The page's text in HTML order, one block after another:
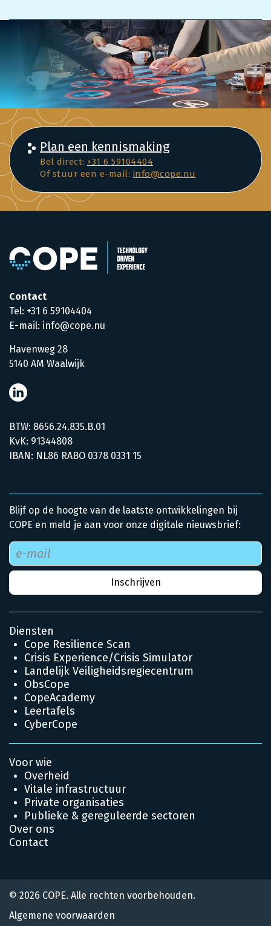
Plan een kennismaking
Bel direct: +31 6 59104404
Of stuur een e-mail: info@cope.nu
Contact
Tel: +31 6 59104404
E-mail: info@cope.nu
Havenweg 28
5140 AM Waalwijk
BTW: 8656.24.835.B.01
KvK: 91344808
IBAN: NL86 RABO 0378 0331 15
Blijf op de hoogte van de laatste ontwikkelingen bij
COPE en meld je aan voor onze digitale nieuwsbrief:
Diensten
Cope Resilience Scan
Crisis Experience/Crisis Simulator
Landelijk Veiligheidsregiecentrum
ObsCope
CopeAcademy
Leertafels
CyberCope
Voor wie
Overheid
Vitale infrastructuur
Private organisaties
Publieke & gereguleerde sectoren
Over ons
Contact
© 2026 COPE. Alle rechten voorbehouden.
Algemene voorwaarden